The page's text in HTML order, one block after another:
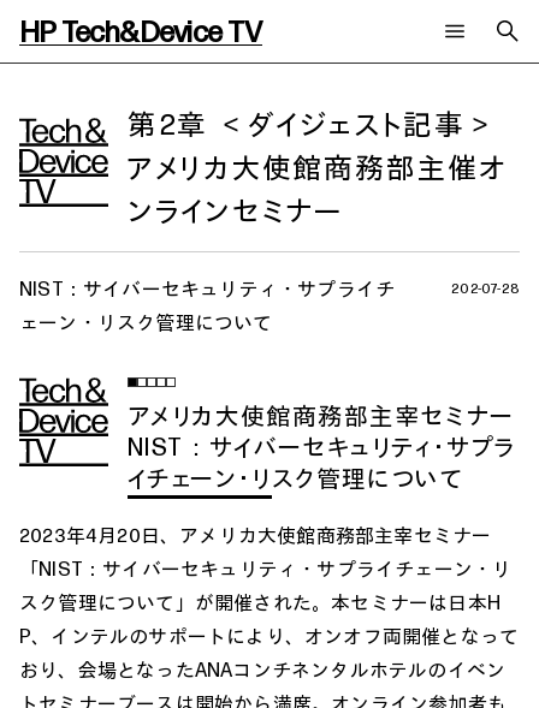
HP Tech&Device TV
全てのコンテンツ
チャンネル
AIの進化と活用事例
教育とテクノロジー
自治体・公共
ワークステーション
プリンター
事例
AIワークステーション
Poly
タグ一覧
イベント・コラム
イベント・セミナー情報
メールニュース会員登録
HP Tech&Device TV 内のコンテンツを検索します。
第2章 ＜ダイジェスト記事＞
アメリカ大使館商務部主催オ
ンラインセミナー
NIST：サイバーセキュリティ・サプライチ
ェーン・リスク管理について
202-07-28
アメリカ大使館商務部主宰セミナー
NIST：サイバーセキュリティ・サプラ
イチェーン・リスク管理について
2023年4月20日、アメリカ大使館商務部主宰セミナー
「NIST：サイバーセキュリティ・サプライチェーン・リ
スク管理について」が開催された。本セミナーは日本H
P、インテルのサポートにより、オンオフ両開催となって
おり、会場となったANAコンチネンタルホテルのイベン
トセミナーブースは開始から満席。オンライン参加者も